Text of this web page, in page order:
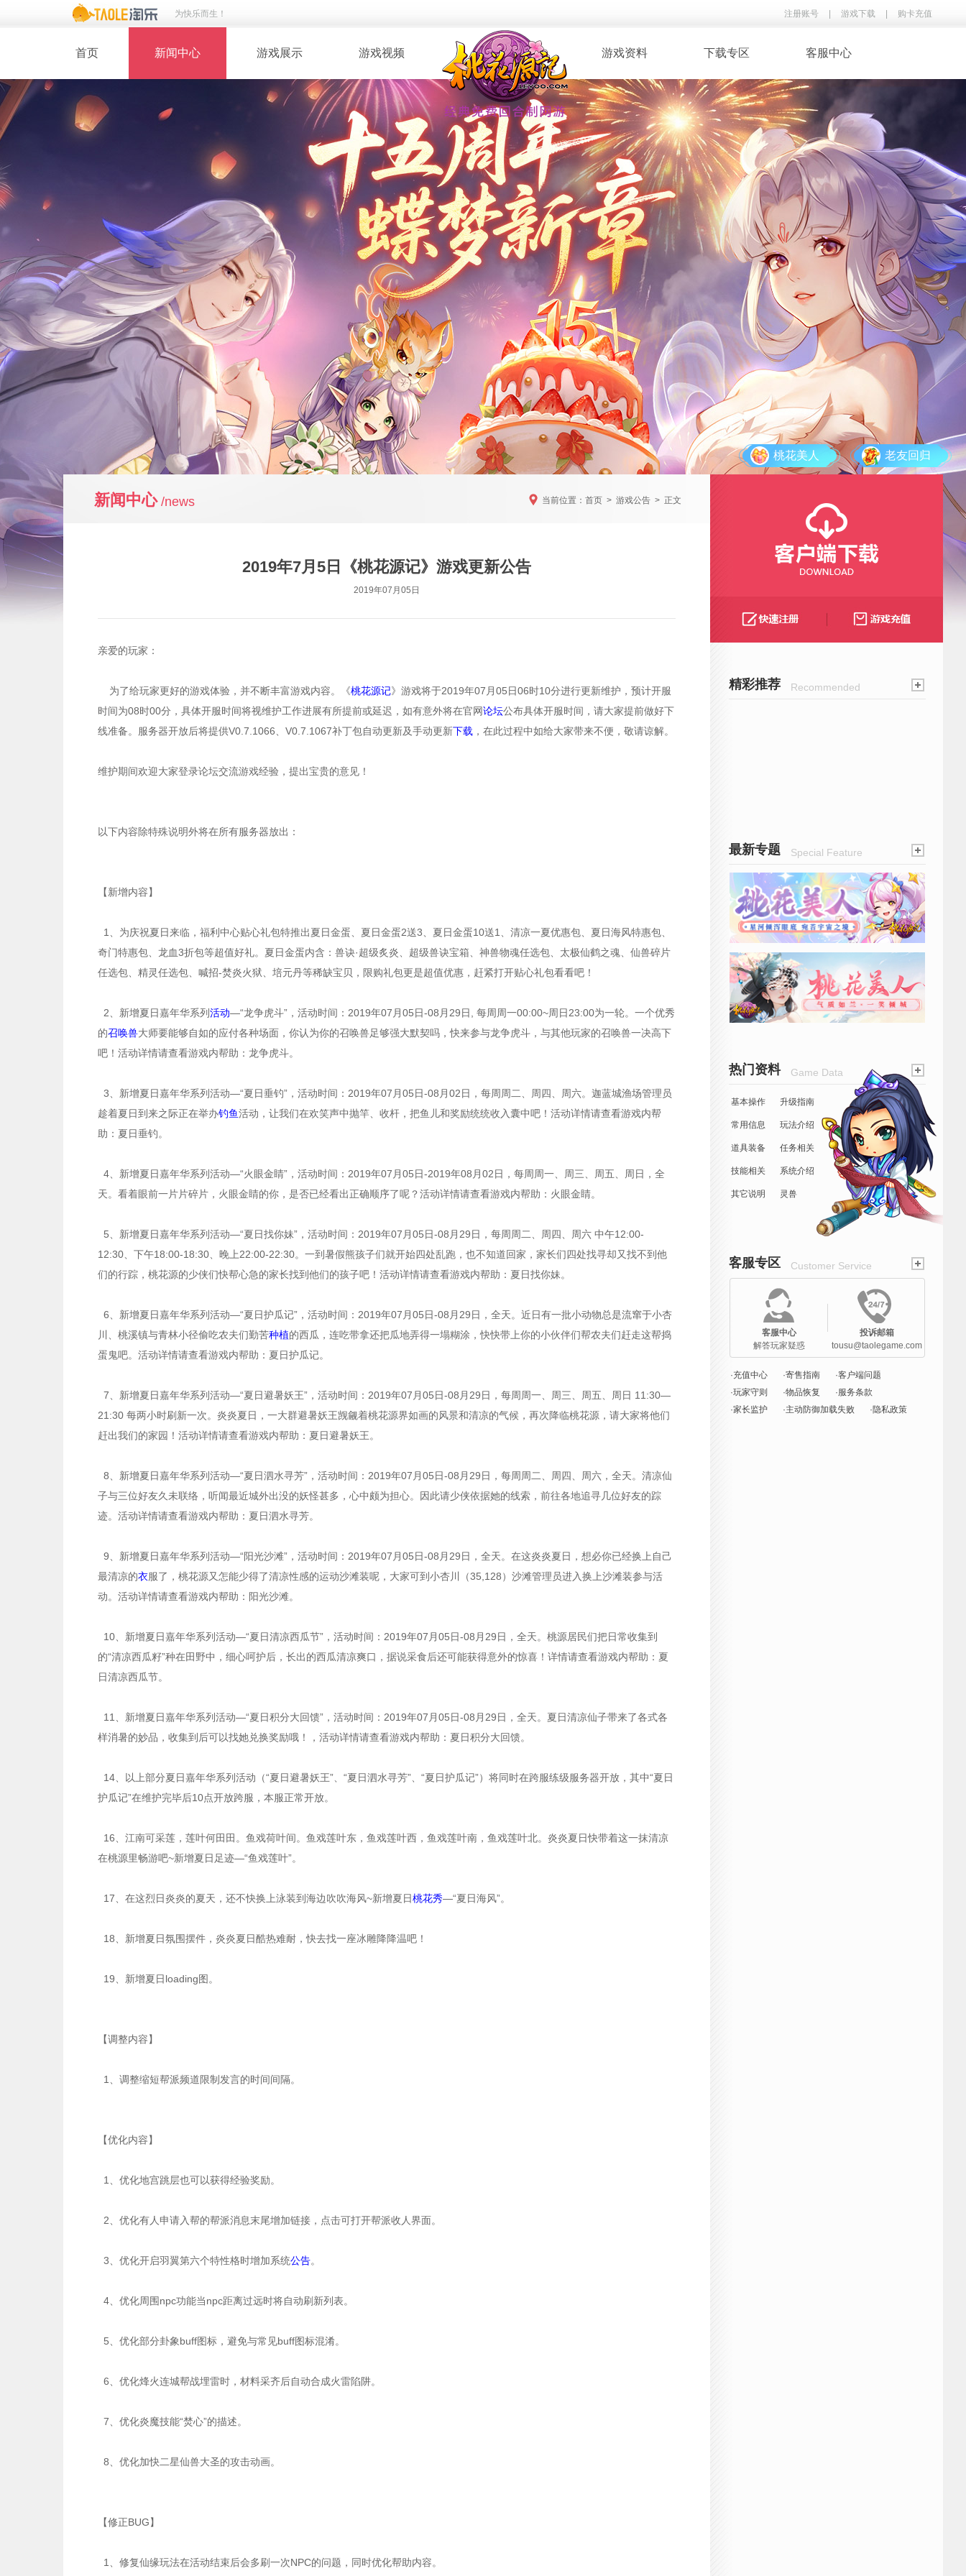
为快乐而生！ 注册账号 游戏下载 购卡充值
首页 新闻中心 游戏展示 游戏视频 客服中心
下载专区
游戏资料
· 维护公告
· 桃花美人
· 桃花服战
· 玩家自制
· 版本CG
· 解说视频
· 录像下载
· 游戏音乐
· 玩家翻唱
· 新手指南
· 资料攻略
· 召唤兽图鉴
老友回归
桃花美人
新闻中心 /news 当前位置： 首页 > 游戏公告 > 正文
2019年7月5日《桃花源记》游戏更新公告
2019年07月05日
亲爱的玩家：
为了给玩家更好的游戏体验，并不断丰富游戏内容。《桃花源记》游戏将于2019年07月05日06时10分进行更新维护，预计开服
时间为08时00分，具体开服时间将视维护工作进展有所提前或延迟，如有意外将在官网论坛公布具体开服时间，请大家提前做好下
线准备。服务器开放后将提供V0.7.1066、V0.7.1067补丁包自动更新及手动更新下载 ，在此过程中如给大家带来不便，敬请谅解。
维护期间欢迎大家登录论坛交流游戏经验，提出宝贵的意见！
以下内容除特殊说明外将在所有服务器放出：
【新增内容】
1、为庆祝夏日来临，福利中心贴心礼包特推出夏日金蛋、夏日金蛋2送3、夏日金蛋10送1、清凉一夏优惠包、夏日海风特惠包、
奇门特惠包、龙血3折包等超值好礼。夏日金蛋内含：兽诀·超级炙炎、超级兽诀宝箱、神兽物魂任选包、太极仙鹤之魂、仙兽碎片
任选包、精灵任选包、喊招-焚炎火狱、培元丹等稀缺宝贝，限购礼包更是超值优惠，赶紧打开贴心礼包看看吧！
2、新增夏日嘉年华系列活动—“龙争虎斗”，活动时间：2019年07月05日-08月29日, 每周周一00:00~周日23:00为一轮。一个优秀
的召唤兽大师要能够自如的应付各种场面，你认为你的召唤兽足够强大默契吗，快来参与龙争虎斗，与其他玩家的召唤兽一决高下
吧！活动详情请查看游戏内帮助：龙争虎斗。
3、新增夏日嘉年华系列活动—“夏日垂钓”，活动时间：2019年07月05日-08月02日，每周周二、周四、周六。迦蓝城渔场管理员
趁着夏日到来之际正在举办钓鱼活动，让我们在欢笑声中抛竿、收杆，把鱼儿和奖励统统收入囊中吧！活动详情请查看游戏内帮
助：夏日垂钓。
4、新增夏日嘉年华系列活动—“火眼金睛”，活动时间：2019年07月05日-2019年08月02日，每周周一、周三、周五、周日，全
天。看着眼前一片片碎片，火眼金睛的你，是否已经看出正确顺序了呢？活动详情请查看游戏内帮助：火眼金睛。
5、新增夏日嘉年华系列活动—“夏日找你妹”，活动时间：2019年07月05日-08月29日，每周周二、周四、周六 中午12:00-
12:30、下午18:00-18:30、晚上22:00-22:30。一到暑假熊孩子们就开始四处乱跑，也不知道回家，家长们四处找寻却又找不到他
们的行踪，桃花源的少侠们快帮心急的家长找到他们的孩子吧！活动详情请查看游戏内帮助：夏日找你妹。
6、新增夏日嘉年华系列活动—“夏日护瓜记”，活动时间：2019年07月05日-08月29日，全天。近日有一批小动物总是流窜于小杏
川、桃溪镇与青林小径偷吃农夫们勤苦种植的西瓜，连吃带拿还把瓜地弄得一塌糊涂，快快带上你的小伙伴们帮农夫们赶走这帮捣
蛋鬼吧。活动详情请查看游戏内帮助：夏日护瓜记。
7、新增夏日嘉年华系列活动—“夏日避暑妖王”，活动时间：2019年07月05日-08月29日，每周周一、周三、周五、周日 11:30—
21:30 每两小时刷新一次。炎炎夏日，一大群避暑妖王觊觎着桃花源界如画的风景和清凉的气候，再次降临桃花源，请大家将他们
赶出我们的家园！活动详情请查看游戏内帮助：夏日避暑妖王。
8、新增夏日嘉年华系列活动—“夏日泗水寻芳”，活动时间：2019年07月05日-08月29日，每周周二、周四、周六，全天。清凉仙
子与三位好友久未联络，听闻最近城外出没的妖怪甚多，心中颇为担心。因此请少侠依据她的线索，前往各地追寻几位好友的踪
迹。活动详情请查看游戏内帮助：夏日泗水寻芳。
9、新增夏日嘉年华系列活动—“阳光沙滩”，活动时间：2019年07月05日-08月29日，全天。在这炎炎夏日，想必你已经换上自己
最清凉的衣服了，桃花源又怎能少得了清凉性感的运动沙滩装呢，大家可到小杏川（35,128）沙滩管理员进入换上沙滩装参与活
动。活动详情请查看游戏内帮助：阳光沙滩。
10、新增夏日嘉年华系列活动—“夏日清凉西瓜节”，活动时间：2019年07月05日-08月29日，全天。桃源居民们把日常收集到
的“清凉西瓜籽”种在田野中，细心呵护后，长出的西瓜清凉爽口，据说采食后还可能获得意外的惊喜！详情请查看游戏内帮助：夏
日清凉西瓜节。
11、新增夏日嘉年华系列活动—“夏日积分大回馈”，活动时间：2019年07月05日-08月29日，全天。夏日清凉仙子带来了各式各
样消暑的妙品，收集到后可以找她兑换奖励哦！，活动详情请查看游戏内帮助：夏日积分大回馈。
14、以上部分夏日嘉年华系列活动（“夏日避暑妖王”、“夏日泗水寻芳”、“夏日护瓜记”）将同时在跨服练级服务器开放，其中“夏日
护瓜记”在维护完毕后10点开放跨服，本服正常开放。
16、江南可采莲，莲叶何田田。鱼戏荷叶间。鱼戏莲叶东，鱼戏莲叶西，鱼戏莲叶南，鱼戏莲叶北。炎炎夏日快带着这一抹清凉
在桃源里畅游吧~新增夏日足迹—“鱼戏莲叶”。
17、在这烈日炎炎的夏天，还不快换上泳装到海边吹吹海风~新增夏日桃花秀—“夏日海风”。
18、新增夏日氛围摆件，炎炎夏日酷热难耐，快去找一座冰雕降降温吧！
19、新增夏日loading图。
【调整内容】
1、调整缩短帮派频道限制发言的时间间隔。
【优化内容】
1、优化地宫跳层也可以获得经验奖励。
2、优化有人申请入帮的帮派消息末尾增加链接，点击可打开帮派收人界面。
3、优化开启羽翼第六个特性格时增加系统公告。
4、优化周围npc功能当npc距离过远时将自动刷新列表。
5、优化部分卦象buff图标，避免与常见buff图标混淆。
6、优化烽火连城帮战埋雷时，材料采齐后自动合成火雷陷阱。
7、优化炎魔技能“焚心”的描述。
8、优化加快二星仙兽大圣的攻击动画。
【修正BUG】
1、修复仙缘玩法在活动结束后会多刷一次NPC的问题，同时优化帮助内容。
精彩推荐 Recommended
最新专题 Special Feature
热门资料 Game Data
基本操作 升级指南
常用信息 玩法介绍
道具装备 任务相关
技能相关 系统介绍
其它说明 灵兽
客服专区 Customer Service
客服中心
解答玩家疑惑
投诉邮箱
tousu@taolegame.com
·充值中心 ·寄售指南
·客户端问题
·玩家守则
·物品恢复
·服务条款
·家长监护
·主动防御加载失败 ·隐私政策